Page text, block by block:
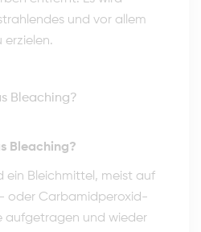
und vor allem
erzielen.
Bleaching?
Bleaching?
ein Bleichmittel, meist auf
oder Carbamidperoxid-
aufgetragen und wieder